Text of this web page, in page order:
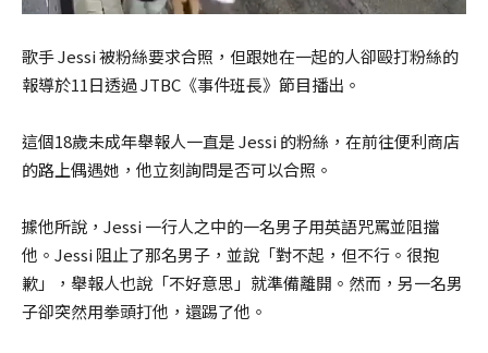
歌手 Jessi 被粉絲要求合照，但跟她在一起的人卻毆打粉絲的
報導於11日透過 JTBC《事件班長》節目播出。
這個18歲未成年舉報人一直是 Jessi 的粉絲，在前往便利商店
的路上偶遇她，他立刻詢問是否可以合照。
據他所說，Jessi 一行人之中的一名男子用英語咒罵並阻擋
他。Jessi 阻止了那名男子，並說「對不起，但不行。很抱
歉」，舉報人也說「不好意思」就準備離開。然而，另一名男
子卻突然用拳頭打他，還踢了他。